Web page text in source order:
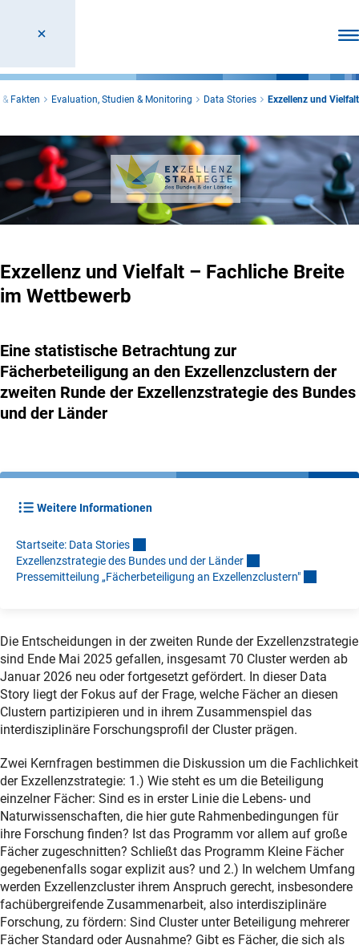
Fakten Evaluation, Studien & Monitoring Data Stories Exzellenz und Vielfalt
Exzellenz und Vielfalt – Fachliche Breite
im Wettbewerb
Eine statistische Betrachtung zur
Fächerbeteiligung an den Exzellenzclustern der
zweiten Runde der Exzellenzstrategie des Bundes
und der Länder
Weitere Informationen
Startseite: Data Stories
Exzellenzstrategie des Bundes und der Länder
Pressemitteilung „Fächerbeteiligung an Exzellenzclustern"
Die Entscheidungen in der zweiten Runde der Exzellenzstrategie
sind Ende Mai 2025 gefallen, insgesamt 70 Cluster werden ab
Januar 2026 neu oder fortgesetzt gefördert. In dieser Data
Story liegt der Fokus auf der Frage, welche Fächer an diesen
Clustern partizipieren und in ihrem Zusammenspiel das
interdisziplinäre Forschungsprofil der Cluster prägen.
Zwei Kernfragen bestimmen die Diskussion um die Fachlichkeit
der Exzellenzstrategie: 1.) Wie steht es um die Beteiligung
einzelner Fächer: Sind es in erster Linie die Lebens- und
Naturwissenschaften, die hier gute Rahmenbedingungen für
ihre Forschung finden? Ist das Programm vor allem auf große
Fächer zugeschnitten? Schließt das Programm Kleine Fächer
gegebenenfalls sogar explizit aus? und 2.) In welchem Umfang
werden Exzellenzcluster ihrem Anspruch gerecht, insbesondere
fachübergreifende Zusammenarbeit, also interdisziplinäre
Forschung, zu fördern: Sind Cluster unter Beteiligung mehrerer
Fächer Standard oder Ausnahme? Gibt es Fächer, die sich als